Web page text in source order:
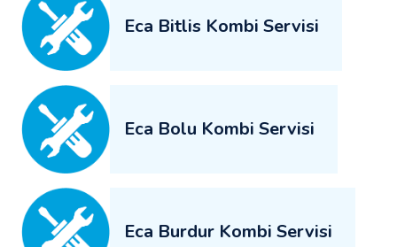
Eca Bitlis Kombi Servisi
Eca Bolu Kombi Servisi
Eca Burdur Kombi Servisi